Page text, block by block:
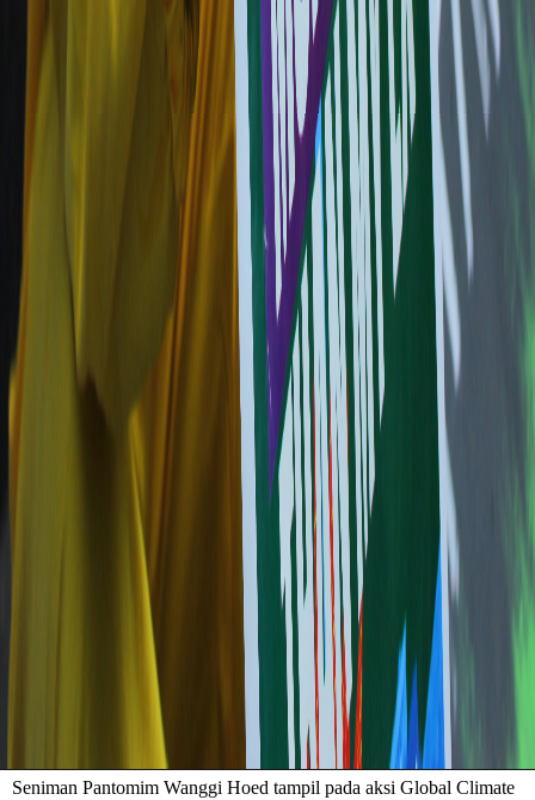
Seniman Pantomim Wanggi Hoed tampil pada aksi Global Climate